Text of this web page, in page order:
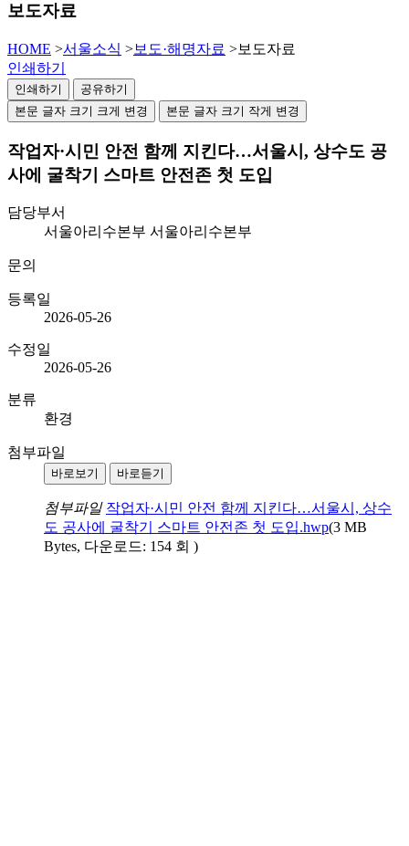
보도자료
HOME >서울소식 >보도·해명자료 >보도자료
인쇄하기
인쇄하기
공유하기
본문 글자 크기 크게 변경
본문 글자 크기 작게 변경
작업자·시민 안전 함께 지킨다…서울시, 상수도 공
사에 굴착기 스마트 안전존 첫 도입
담당부서
서울아리수본부 서울아리수본부
문의
등록일
2026-05-26
수정일
2026-05-26
분류
환경
첨부파일
바로보기 바로듣기
첨부파일 작업자·시민 안전 함께 지킨다…서울시, 상수
도 공사에 굴착기 스마트 안전존 첫 도입.hwp(3 MB
Bytes, 다운로드: 154 회 )